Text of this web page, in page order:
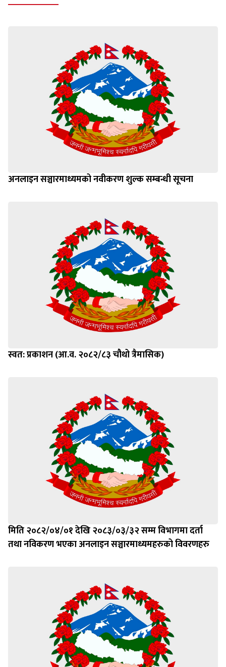
अनलाइन सञ्चारमाध्यमको नवीकरण शुल्क सम्बन्धी सूचना
स्वत: प्रकाशन (आ.व. २०८२/८३ चौथो त्रैमासिक)
मिति २०८२/०४/०१ देखि २०८३/०३/३२ सम्म विभागमा दर्ता
तथा नविकरण भएका अनलाइन सञ्चारमाध्यमहरुको विवरणहरु